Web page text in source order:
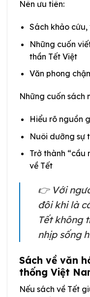
Nên ưu tiên:
Sách khảo
Những cuốn
thần Tết Việt
Văn phong
Những cuốn sách
Hiểu rõ nguồn
Nuôi dưỡng sự
Trở thành “cầu
về Tết
👉 Với
đôi khi là
Tết không
nhịp sống
Sách về văn
thống Việt
Nếu sách về Tết